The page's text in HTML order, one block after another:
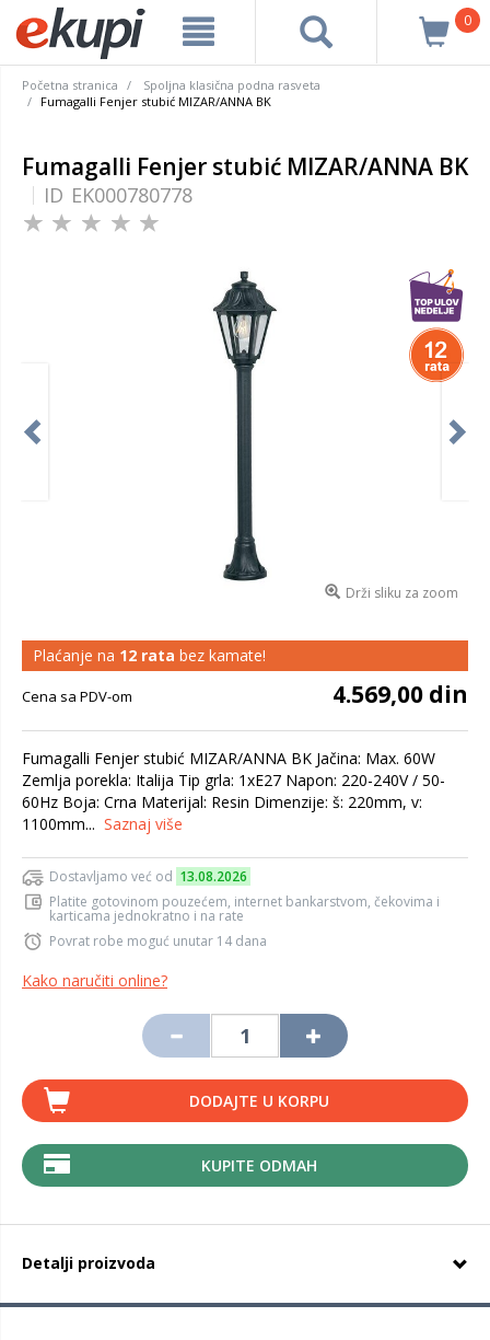
0
Početna stranica
Spoljna klasična podna rasveta
Fumagalli Fenjer stubić MIZAR/ANNA BK
Fumagalli Fenjer stubić MIZAR/ANNA BK
ID EK000780778
Drži sliku za zoom
Plaćanje na 12 rata bez kamate!
Cena sa PDV-om 4.569,00 din
Fumagalli Fenjer stubić MIZAR/ANNA BK Jačina: Max. 60W
Zemlja porekla: Italija Tip grla: 1xE27 Napon: 220-240V / 50-
60Hz Boja: Crna Materijal: Resin Dimenzije: š: 220mm, v:
1100mm... Saznaj više
Dostavljamo već od 13.08.2026
Platite gotovinom pouzećem, internet bankarstvom, čekovima i
karticama jednokratno i na rate
Povrat robe moguć unutar 14 dana
Kako naručiti online?
DODAJTE U KORPU
KUPITE ODMAH
Detalji proizvoda